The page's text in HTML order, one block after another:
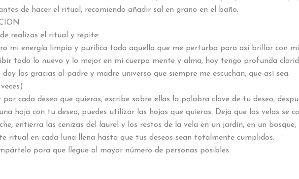
de hacer el ritual, recomiendo añadir sal en grano en el baño.
realizas el ritual y repite:
mi energía limpia y purifica todo aquello que me perturba para así brillar con
todo lo nuevo y lo mejor en mi cuerpo mente y alma, hoy tengo profunda
las gracias al padre y madre universo que siempre me escuchan, que así sea.
cada deseo que quieras, escribe sobre ellas la palabra clave de tu deseo,
hoja con tu deseo, puedes utilizar las hojas que quieras. Deja que las velas se
entierra las cenizas del laurel y los restos de la vela en un jardín, en un
ritual en cada luna llena hasta que tus deseos sean totalmente cumplidos.
para que llegue al mayor número de personas posibles.